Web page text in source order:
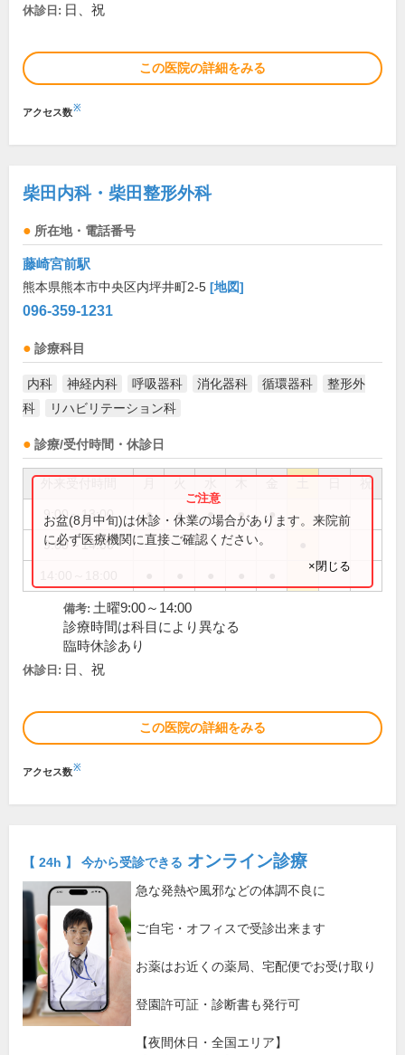
休診日: 日、祝
この医院の詳細をみる
アクセス数※
柴田内科・柴田整形外科
所在地・電話番号
藤崎宮前駅
熊本県熊本市中央区内坪井町2-5 [地図]
096-359-1231
診療科目
内科 神経内科 呼吸器科 消化器科 循環器科
整形外
科
リハビリテーション科
診療/受付時間・休診日
祝
9:00～13:00 ● ● ● ● ●
9:00～14:00
お盆(8月中旬)は休診・休業の場合があります。来院前
に必ず医療機関に直接ご確認ください。
×閉じる
備考: 土曜9:00～14:00
診療時間は科目により異なる
臨時休診あり
休診日: 日、祝
この医院の詳細をみる
アクセス数※
【 24h 】 今から受診できる オンライン診療
急な発熱や風邪などの体調不良に
ご自宅・オフィスで受診出来ます
お薬はお近くの薬局、宅配便でお受け取り
登園許可証・診断書も発行可
【夜間休日・全国エリア】